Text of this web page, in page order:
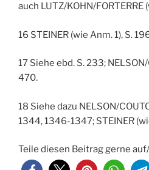
auch LUTZ/KOHN/FORTERRE
16 STEINER (wie Anm. 1), S.
17 Siehe ebd. S. 233;
470.
18 Siehe dazu NELSON/
1344, 1346-1347; STEINER
Teile diesen Beitrag gerne